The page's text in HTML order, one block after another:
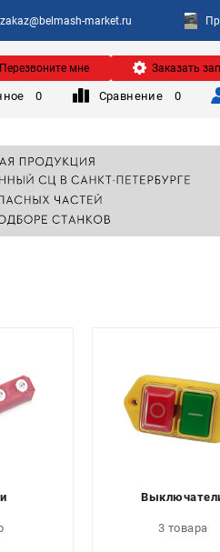
zakaz@belmash-market.ru
Перезвоните мне Заказать
0 Сравнение 0
3 товара